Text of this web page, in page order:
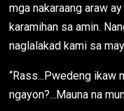
mga nakaraang araw
karamihan sa amin.
naglalakad kami sa may
“Rass...Pwedeng ikaw
ngayon?...Mauna na